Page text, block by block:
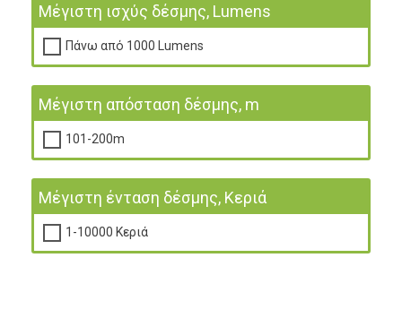
Μέγιστη ισχύς δέσμης, Lumens
Πάνω από 1000 Lumens
Μέγιστη απόσταση δέσμης, m
101-200m
Μέγιστη ένταση δέσμης, Κεριά
1-10000 Κεριά